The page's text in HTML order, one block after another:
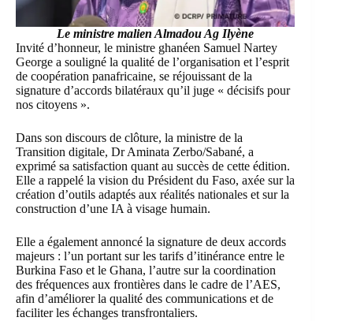
Le ministre malien Almadou Ag Ilyène
Invité d’honneur, le ministre ghanéen Samuel Nartey
George a souligné la qualité de l’organisation et l’esprit
de coopération panafricaine, se réjouissant de la
signature d’accords bilatéraux qu’il juge « décisifs pour
nos citoyens ».
Dans son discours de clôture, la ministre de la
Transition digitale, Dr Aminata Zerbo/Sabané, a
exprimé sa satisfaction quant au succès de cette édition.
Elle a rappelé la vision du Président du Faso, axée sur la
création d’outils adaptés aux réalités nationales et sur la
construction d’une IA à visage humain.
Elle a également annoncé la signature de deux accords
majeurs : l’un portant sur les tarifs d’itinérance entre le
Burkina Faso et le Ghana, l’autre sur la coordination
des fréquences aux frontières dans le cadre de l’AES,
afin d’améliorer la qualité des communications et de
faciliter les échanges transfrontaliers.